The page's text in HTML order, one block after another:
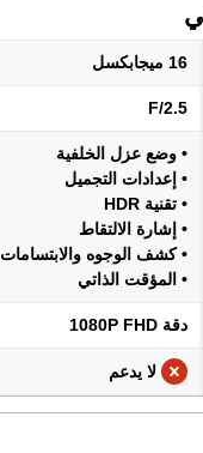
16 ميجابكسل
F/2.5
• وضع عزل الخلفية
• إعدادات التجميل
• تقنية HDR
• إشارة الالتقاط
• كشف الوجوه والابتسامات
• المؤقت الذاتي
دقة 1080P FHD
لا يدعم